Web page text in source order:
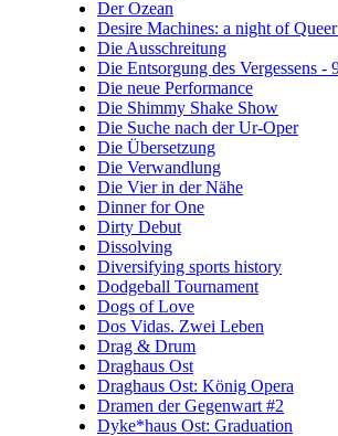
Der Ozean
Desire Machines: a night of
Die Ausschreitung
Die Entsorgung des Vergessens -
Die neue Performance
Die Shimmy Shake Show
Die Suche nach der Ur-Oper
Die Übersetzung
Die Verwandlung
Die Vier in der Nähe
Dinner for One
Dirty Debut
Dissolving
Diversifying sports history
Dodgeball Tournament
Dogs of Love
Dos Vidas. Zwei Leben
Drag & Drum
Draghaus Ost
Draghaus Ost: König Opera
Dramen der Gegenwart #2
Dyke*haus Ost: Graduation